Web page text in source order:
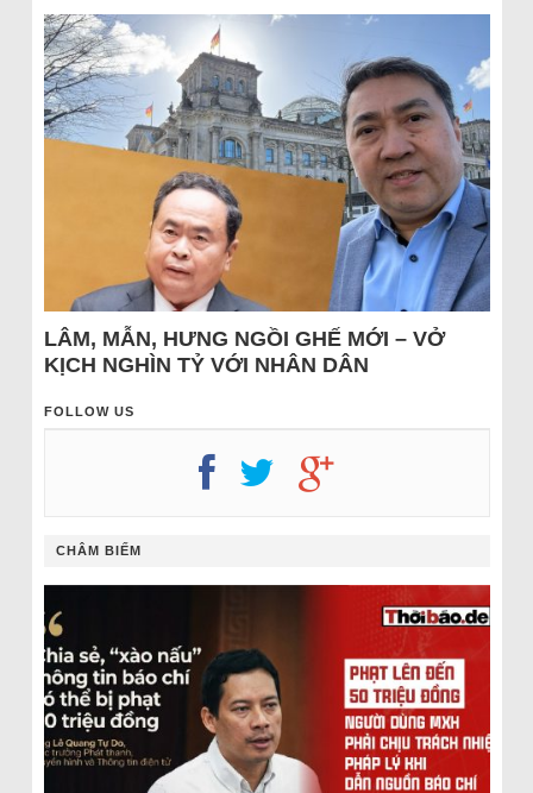
LÂM, MẪN, HƯNG NGỒI GHẾ MỚI – VỞ
KỊCH NGHÌN TỶ VỚI NHÂN DÂN
FOLLOW US
CHÂM BIẾM